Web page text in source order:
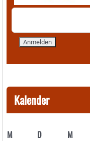
Kalender
M D M